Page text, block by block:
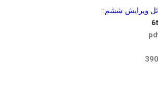
ویرایش ششم: